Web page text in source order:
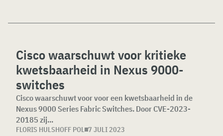
Cisco waarschuwt voor kritieke
kwetsbaarheid in Nexus 9000-
switches
Cisco waarschuwt voor voor een kwetsbaarheid in de
Nexus 9000 Series Fabric Switches. Door CVE-2023-
20185 zij...
FLORIS HULSHOFF POL 7 JULI 2023